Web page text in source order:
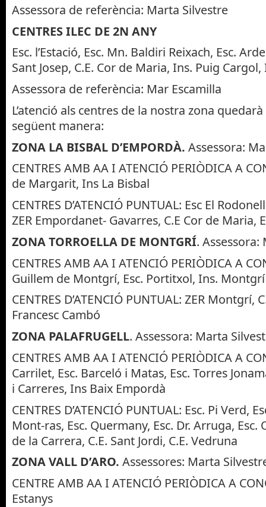
Assessora de referència: Marta Silvestre
CENTRES ILEC DE 2N ANY
Esc. l’Estació, Esc. Mn. Baldiri Reixach, Esc.
Sant Josep, C.E. Cor de Maria, Ins. Puig
Assessora de referència: Mar Escamilla
L’atenció als centres de la nostra zona
següent manera:
ZONA LA BISBAL D’EMPORDÀ. Assessora:
CENTRES AMB AA I ATENCIÓ PERIÒDICA A
de Margarit, Ins La Bisbal
CENTRES D’ATENCIÓ PUNTUAL: Esc El
ZER Empordanet- Gavarres, C.E Cor de Maria,
ZONA TORROELLA DE MONTGRÍ.
CENTRES AMB AA I ATENCIÓ PERIÒDICA A
Guillem de Montgrí, Esc. Portitxol, Ins. Montgrí
CENTRES D’ATENCIÓ PUNTUAL: ZER Montgrí,
Francesc Cambó
ZONA PALAFRUGELL. Assessora: Marta
CENTRES AMB AA I ATENCIÓ PERIÒDICA A
Carrilet, Esc. Barceló i Matas, Esc. Torres
i Carreres, Ins Baix Empordà
CENTRES D’ATENCIÓ PUNTUAL: Esc. Pi Verd,
Mont-ras, Esc. Quermany, Esc. Dr. Arruga, Esc.
de la Carrera, C.E. Sant Jordi, C.E. Vedruna
ZONA VALL D’ARO. Assessores: Marta
CENTRE AMB AA I ATENCIÓ PERIÒDICA A
Estanys